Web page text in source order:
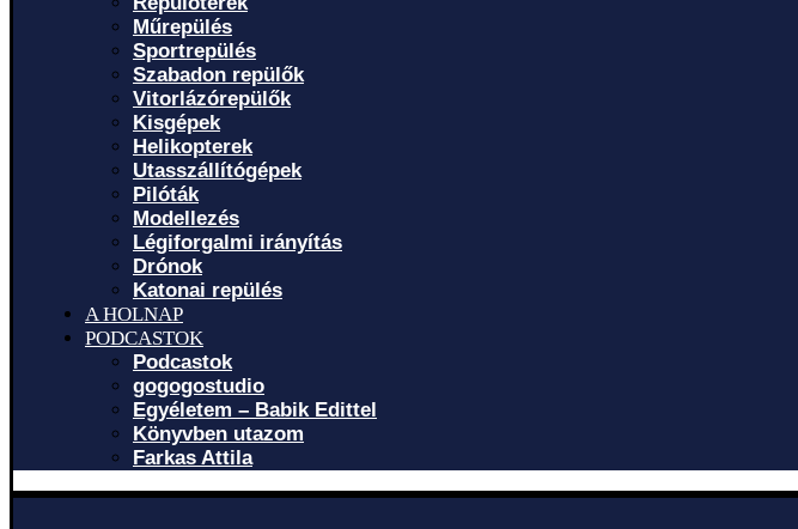
Műrepülés
Sportrepülés
Szabadon repülők
Vitorlázórepülők
Kisgépek
Helikopterek
Utasszállítógépek
Pilóták
Modellezés
Légiforgalmi irányítás
Drónok
Katonai repülés
A HOLNAP
PODCASTOK
Podcastok
gogogostudio
Egyéletem – Babik Edittel
Könyvben utazom
Farkas Attila